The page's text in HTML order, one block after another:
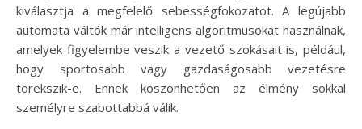
kiválasztja a megfelelő sebességfokozatot. A legújabb
automata váltók már intelligens algoritmusokat használnak,
amelyek figyelembe veszik a vezető szokásait is, például,
hogy sportosabb vagy gazdaságosabb vezetésre
törekszik-e. Ennek köszönhetően az élmény sokkal
személyre szabottabbá válik.